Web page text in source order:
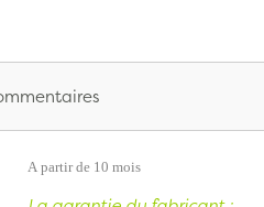
A partir de 10 mois